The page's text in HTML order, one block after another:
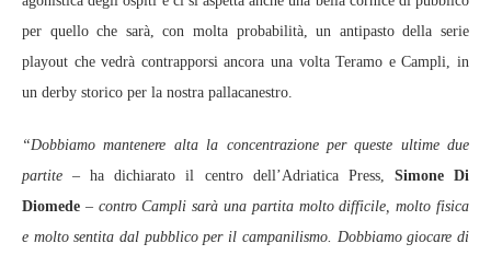
per quello che sarà, con molta probabilità, un antipasto della serie
playout che vedrà contrapporsi ancora una volta Teramo e Campli, in
un derby storico per la nostra pallacanestro.
“Dobbiamo mantenere alta la concentrazione per queste ultime due
partite –ha dichiarato il centro dell’Adriatica Press, Simone Di
Diomede – contro Campli sarà una partita molto difficile, molto fisica
e molto sentita dal pubblico per il campanilismo. Dobbiamo giocare di